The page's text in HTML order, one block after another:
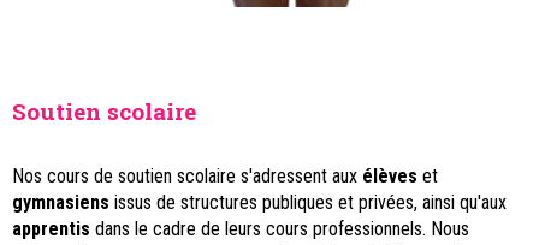
Soutien scolaire
Nos cours de soutien scolaire s'adressent aux élèves et
gymnasiens issus de structures publiques et privées, ainsi qu'aux
apprentis dans le cadre de leurs cours professionnels. Nous